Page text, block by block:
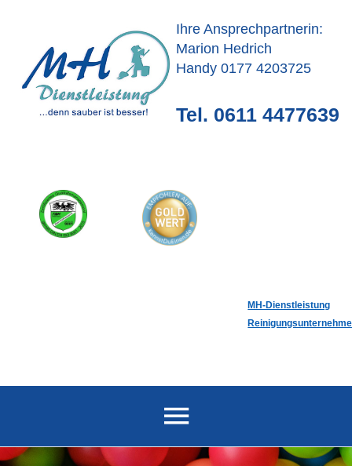
Ihre Ansprechpartnerin:
Marion Hedrich
Handy 0177 4203725
Tel. 0611 4477639
MH-Dienstleistung